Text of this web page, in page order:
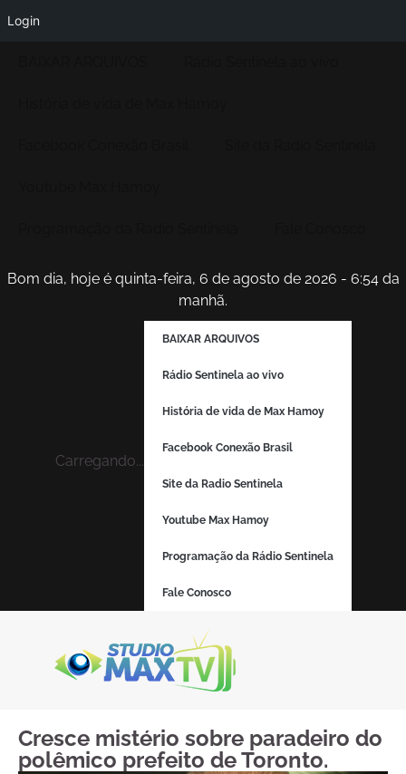
Bom dia, hoje é quinta-feira, 6 de agosto de 2026 - 6:54 da
manhã.
Carregando...
BAIXAR ARQUIVOS
Rádio Sentinela ao vivo
História de vida de Max Hamoy
Facebook Conexão Brasil
Site da Radio Sentinela
Youtube Max Hamoy
Programação da Rádio Sentinela
Fale Conosco
Cresce mistério sobre paradeiro do
polêmico prefeito de Toronto.
Login